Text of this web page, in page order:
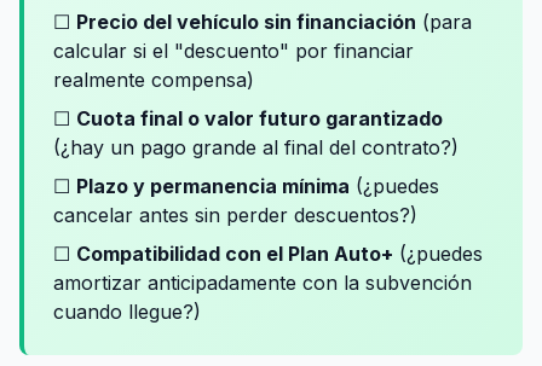
☐ Precio del vehículo sin financiación (para
calcular si el "descuento" por financiar
realmente compensa)
☐ Cuota final o valor futuro garantizado
(¿hay un pago grande al final del contrato?)
☐ Plazo y permanencia mínima (¿puedes
cancelar antes sin perder descuentos?)
☐ Compatibilidad con el Plan Auto+ (¿puedes
amortizar anticipadamente con la subvención
cuando llegue?)